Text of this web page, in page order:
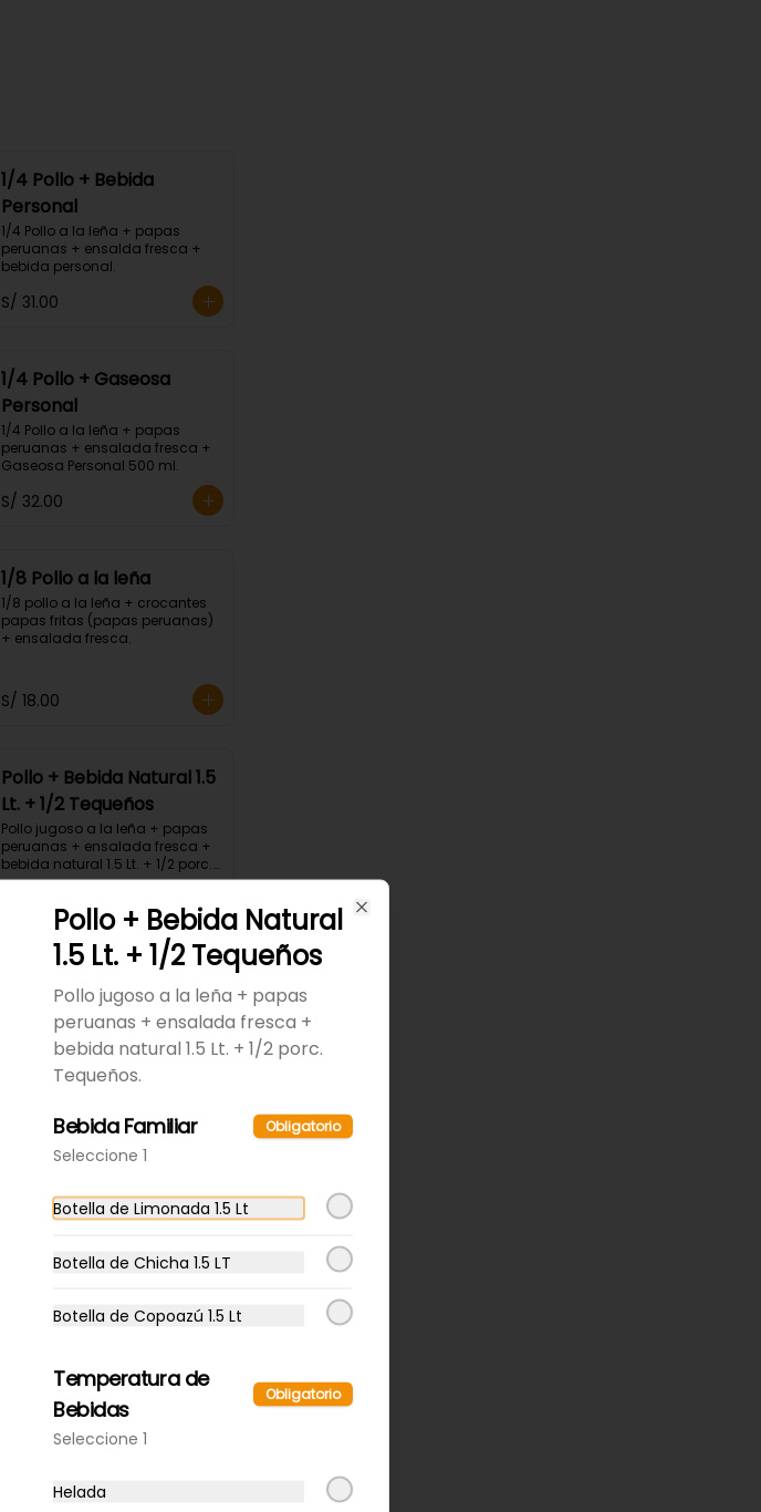
1/4 Pollo + Bebida
Personal
1/4 Pollo a la leña + papas
peruanas + ensalda fresca +
bebida personal.
S/ 31.00
1/4 Pollo + Gaseosa
Personal
1/4 Pollo a la leña + papas
peruanas + ensalada fresca +
Gaseosa Personal 500 ml.
S/ 32.00
1/8 Pollo a la leña
1/8 pollo a la leña + crocantes
papas fritas (papas peruanas)
+ ensalada fresca.
S/ 18.00
Pollo + Bebida Natural 1.5
Lt. + 1/2 Tequeños
Pollo jugoso a la leña + papas
peruanas + ensalada fresca +
bebida natural 1.5 Lt. + 1/2 porc.
Tequeños.
Pollo a la leña completo
Pollo entero a la leña +
crocantes papas fritas
peruanas + ensalada fresca.
Natural Personal + 1/2
chorizo + papas peruanas +
Tequeños.
S/ 41.00
Chuleta de cerdo
crocantes papas fritas
Pollo + Bebida Natural
1.5 Lt. + 1/2 Tequeños
Pollo jugoso a la leña + papas
peruanas + ensalada fresca +
bebida natural 1.5 Lt. + 1/2 porc.
Tequeños.
Bebida Familiar Obligatorio
Seleccione 1
Botella de Limonada 1.5 Lt
Botella de Chicha 1.5 LT
Botella de Copoazú 1.5 Lt
Temperatura de
Bebidas
Obligatorio
Seleccione 1
Helada